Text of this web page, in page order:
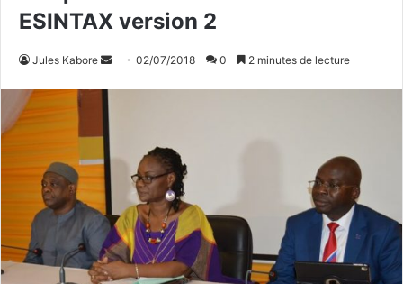
ESINTAX version 2
Jules Kabore
u
n
c
o
02/07/2018 0 2 minutes de lecture